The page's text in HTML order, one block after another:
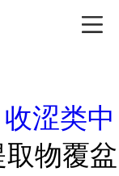
收涩类中
物覆盆